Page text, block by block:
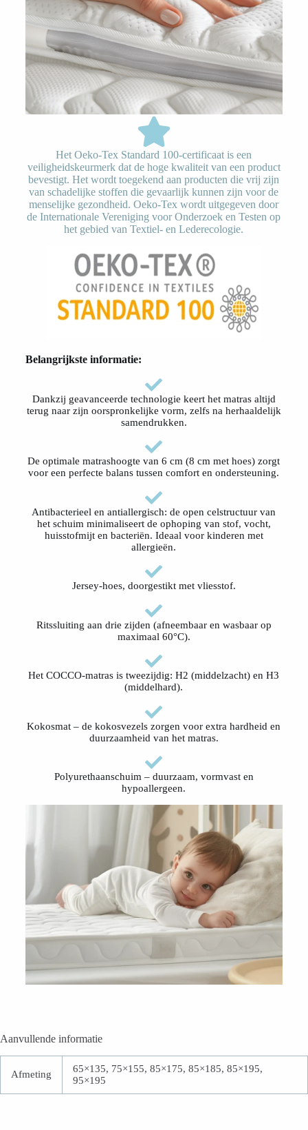
Het Oeko-Tex Standard 100-certificaat is een
veiligheidskeurmerk dat de hoge kwaliteit van een product
bevestigt. Het wordt toegekend aan producten die vrij zijn
van schadelijke stoffen die gevaarlijk kunnen zijn voor de
menselijke gezondheid. Oeko-Tex wordt uitgegeven door
de Internationale Vereniging voor Onderzoek en Testen op
het gebied van Textiel- en Lederecologie.
Belangrijkste informatie:
Dankzij geavanceerde technologie keert het matras altijd
terug naar zijn oorspronkelijke vorm, zelfs na herhaaldelijk
samendrukken.
De optimale matrashoogte van 6 cm (8 cm met hoes) zorgt
voor een perfecte balans tussen comfort en ondersteuning.
Antibacterieel en antiallergisch: de open celstructuur van
het schuim minimaliseert de ophoping van stof, vocht,
huisstofmijt en bacteriën. Ideaal voor kinderen met
allergieën.
Jersey-hoes, doorgestikt met vliesstof.
Ritssluiting aan drie zijden (afneembaar en wasbaar op
maximaal 60°C).
Het COCCO-matras is tweezijdig: H2 (middelzacht) en H3
(middelhard).
Kokosmat – de kokosvezels zorgen voor extra hardheid en
duurzaamheid van het matras.
Polyurethaanschuim – duurzaam, vormvast en
hypoallergeen.
Aanvullende informatie
Afmeting
65×135, 75×155, 85×175, 85×185, 85×195,
95×195